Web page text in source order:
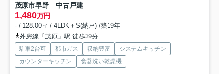
茂原市早野 中古戸建
1,480万円
- / 128.00㎡ / 4LDK＋S(納戸) /築19年
外房線「茂原」駅 徒歩39分
駐車2台可 都市ガス 収納豊富
システムキッチン
カウンターキッチン
食器洗い乾燥機